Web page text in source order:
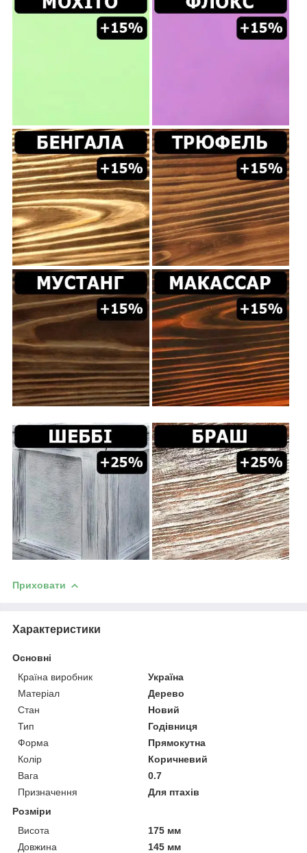
Приховати
Характеристики
Основні
Країна виробник
Україна
Матеріал
Дерево
Стан
Новий
Тип
Годівниця
Форма
Прямокутна
Колір
Коричневий
Вага
0.7
Призначення
Для птахів
Розміри
Висота
175 мм
Довжина
145 мм